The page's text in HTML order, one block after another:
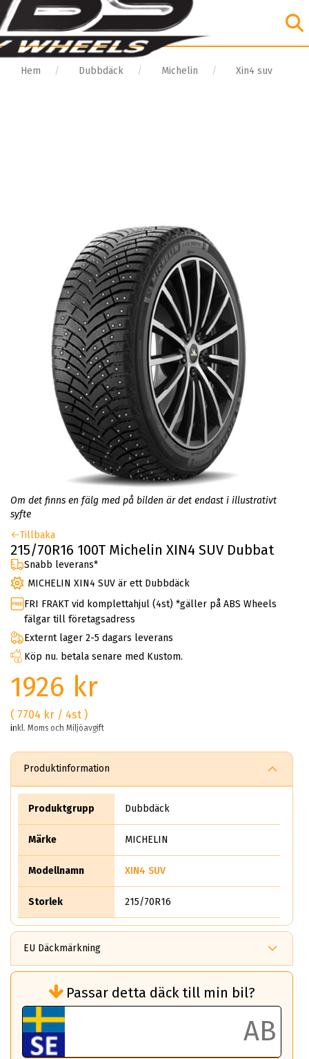
Hem Dubbdäck Michelin Xin4 suv
Om det finns en fälg med på bilden är det endast i illustrativt
syfte
Tillbaka
215/70R16 100T Michelin XIN4 SUV Dubbat
Snabb leverans*
MICHELIN XIN4 SUV är ett Dubbdäck
FRI FRAKT vid komplettahjul (4st) *gäller på ABS Wheels
fälgar till företagsadress
Externt lager 2-5 dagars leverans
Köp nu. betala senare med Kustom.
1926 kr
( 7704 kr / 4st )
inkl. Moms och Miljöavgift
Produktinformation
Produktgrupp Dubbdäck
Märke MICHELIN
Modellnamn XIN4 SUV
Storlek 215/70R16
EU Däckmärkning
bränsleförbrukningen)
Det ska vara en betygsskala från klass A
till G för rullmotstånd.
Ett klass A däck kommer ha 6,5% bättre
bränsleförbrukning än ett klass G däck.
Passar detta däck till min bil?